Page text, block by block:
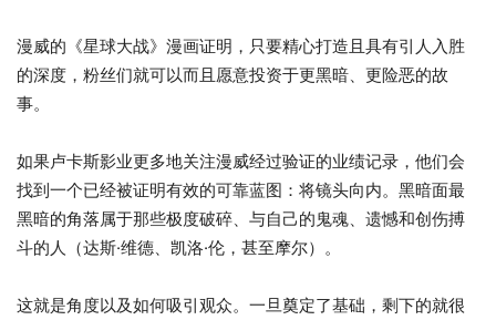
漫威的《星球大战》漫画证明，只要精心打造且具有引人入胜
的深度，粉丝们就可以而且愿意投资于更黑暗、更险恶的故
事。
如果卢卡斯影业更多地关注漫威经过验证的业绩记录，他们会
找到一个已经被证明有效的可靠蓝图：将镜头向内。黑暗面最
黑暗的角落属于那些极度破碎、与自己的鬼魂、遗憾和创伤搏
斗的人（达斯·维德、凯洛·伦，甚至摩尔）。
这就是角度以及如何吸引观众。一旦奠定了基础，剩下的就很